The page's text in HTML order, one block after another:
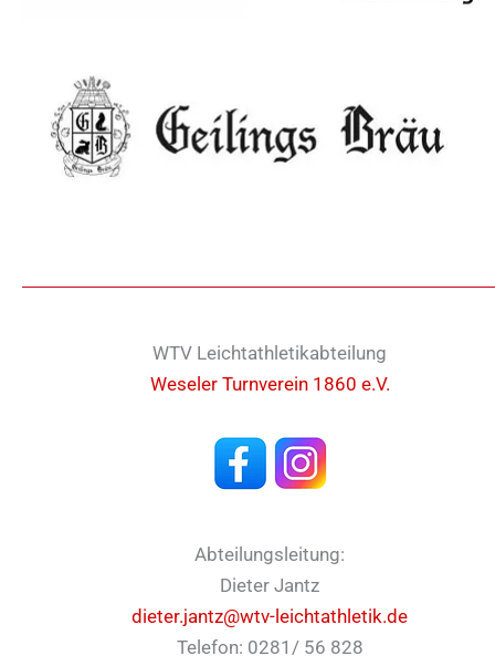
WTV Leichtathletikabteilung
Weseler Turnverein 1860 e.V.
Abteilungsleitung:
Dieter Jantz
dieter.jantz@wtv-leichtathletik.de
Telefon: 0281/ 56 828